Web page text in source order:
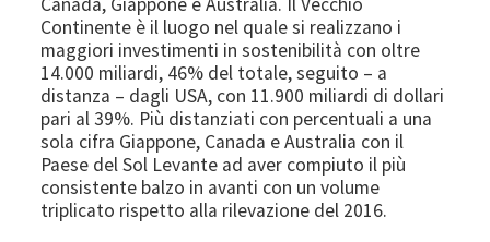
Continente è il luogo nel quale si realizzano i
maggiori investimenti in sostenibilità con oltre
14.000 miliardi, 46% del totale, seguito – a
distanza – dagli USA, con 11.900 miliardi di dollari
pari al 39%. Più distanziati con percentuali a una
sola cifra Giappone, Canada e Australia con il
Paese del Sol Levante ad aver compiuto il più
consistente balzo in avanti con un volume
triplicato rispetto alla rilevazione del 2016.